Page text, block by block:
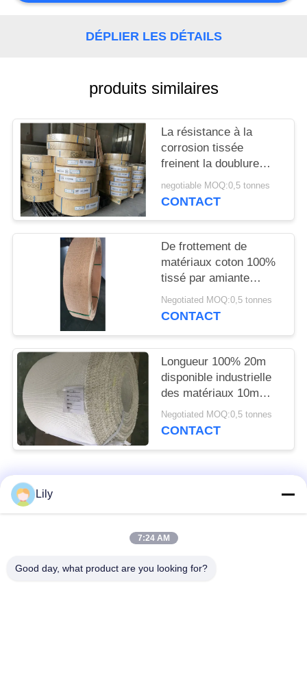
PRIVACY
POLICY
DÉPLIER LES DÉTAILS
produits similaires
La résistance à la
corrosion tissée
freinent la doublure
pour le frein d'ancre de
bateau
negotiable MOQ:0,5 tonnes
CONTACT
De frottement de
matériaux coton 100%
tissé par amiante
industriel de doublure
de frein non
Negotiated MOQ:0,5 tonnes
CONTACT
Longueur 100% 20m
disponible industrielle
des matériaux 10m
15m de frottement de
coton
Negotiated MOQ:0,5 tonnes
CONTACT
Catégories populaires
Doublure de frein
Lily
7:24 AM
Good day, what product are you looking for?